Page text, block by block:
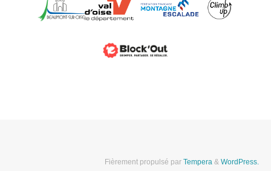
Fièrement propulsé par Tempera & WordPress.